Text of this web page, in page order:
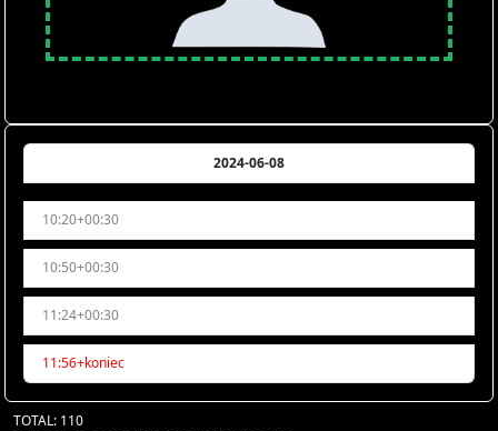
2024-06-08
10:20+00:30
10:50+00:30
11:24+00:30
11:56+koniec
TOTAL: 110